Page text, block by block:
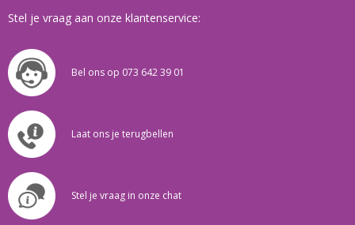
Stel je vraag aan onze klantenservice:
Bel ons op 073 642 39 01
Laat ons je terugbellen
Stel je vraag in onze chat